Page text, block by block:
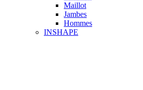
Maillot
Jambes
Hommes
INSHAPE